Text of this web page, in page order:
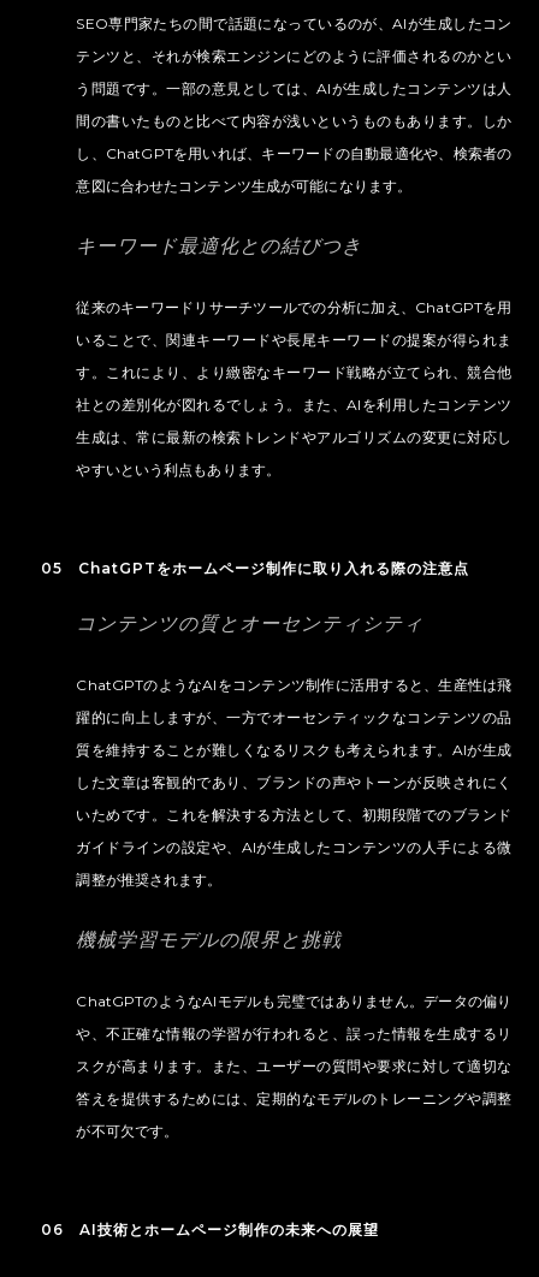
SEO専門家たちの間で話題になっているのが、AIが生成したコン
テンツと、それが検索エンジンにどのように評価されるのかとい
う問題です。一部の意見としては、AIが生成したコンテンツは人
間の書いたものと比べて内容が浅いというものもあります。しか
し、ChatGPTを用いれば、キーワードの自動最適化や、検索者の
意図に合わせたコンテンツ生成が可能になります。
キーワード最適化との結びつき
従来のキーワードリサーチツールでの分析に加え、ChatGPTを用
いることで、関連キーワードや長尾キーワードの提案が得られま
す。これにより、より緻密なキーワード戦略が立てられ、競合他
社との差別化が図れるでしょう。また、AIを利用したコンテンツ
生成は、常に最新の検索トレンドやアルゴリズムの変更に対応し
やすいという利点もあります。
05 ChatGPTをホームページ制作に取り入れる際の注意点
コンテンツの質とオーセンティシティ
ChatGPTのようなAIをコンテンツ制作に活用すると、生産性は飛
躍的に向上しますが、一方でオーセンティックなコンテンツの品
質を維持することが難しくなるリスクも考えられます。AIが生成
した文章は客観的であり、ブランドの声やトーンが反映されにく
いためです。これを解決する方法として、初期段階でのブランド
ガイドラインの設定や、AIが生成したコンテンツの人手による微
調整が推奨されます。
機械学習モデルの限界と挑戦
ChatGPTのようなAIモデルも完璧ではありません。データの偏り
や、不正確な情報の学習が行われると、誤った情報を生成するリ
スクが高まります。また、ユーザーの質問や要求に対して適切な
答えを提供するためには、定期的なモデルのトレーニングや調整
が不可欠です。
06 AI技術とホームページ制作の未来への展望